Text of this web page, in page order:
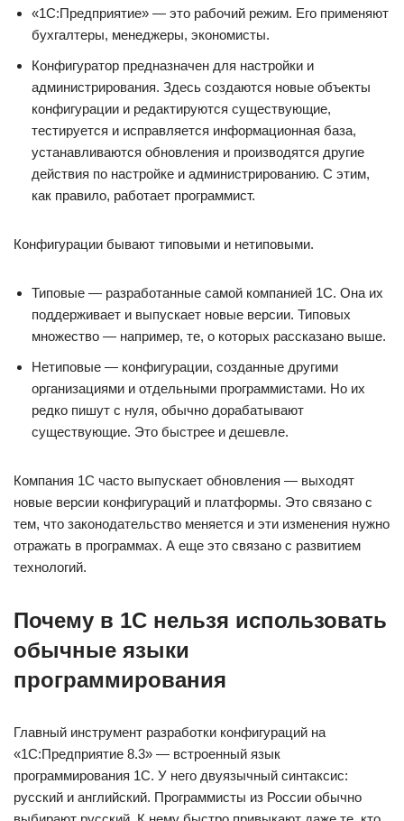
«1С:Предприятие» — это рабочий режим. Его применяют
бухгалтеры, менеджеры, экономисты.
Конфигуратор предназначен для настройки и
администрирования. Здесь создаются новые объекты
конфигурации и редактируются существующие,
тестируется и исправляется информационная база,
устанавливаются обновления и производятся другие
действия по настройке и администрированию. С этим,
как правило, работает программист.
Конфигурации бывают типовыми и нетиповыми.
Типовые — разработанные самой компанией 1С. Она их
поддерживает и выпускает новые версии. Типовых
множество — например, те, о которых рассказано выше.
Нетиповые — конфигурации, созданные другими
организациями и отдельными программистами. Но их
редко пишут с нуля, обычно дорабатывают
существующие. Это быстрее и дешевле.
Компания 1С часто выпускает обновления — выходят
новые версии конфигураций и платформы. Это связано с
тем, что законодательство меняется и эти изменения нужно
отражать в программах. А еще это связано с развитием
технологий.
Почему в 1С нельзя использовать
обычные языки
программирования
Главный инструмент разработки конфигураций на
«1С:Предприятие 8.3» — встроенный язык
программирования 1С. У него двуязычный синтаксис:
русский и английский. Программисты из России обычно